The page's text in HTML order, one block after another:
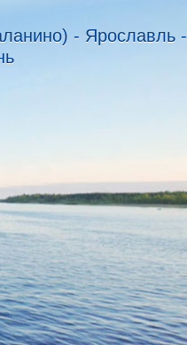
- Ярославль -